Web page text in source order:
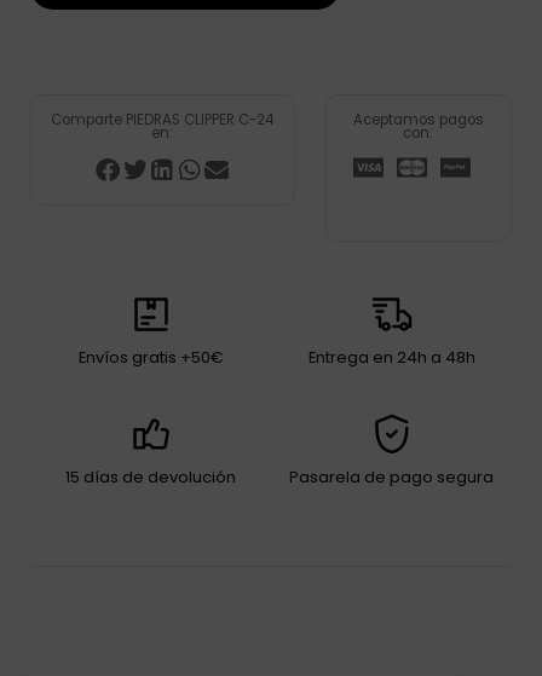
Comparte PIEDRAS CLIPPER C-24
en:
Aceptamos pagos
con:
Envíos gratis +50€ Entrega en 24h a 48h
15 días de devolución Pasarela de pago segura